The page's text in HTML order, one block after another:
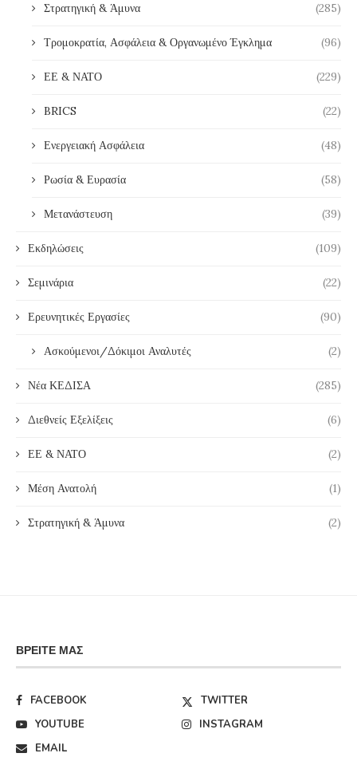
Στρατηγική & Άμυνα (285)
Τρομοκρατία, Ασφάλεια & Οργανωμένο Έγκλημα (96)
ΕΕ & ΝΑΤΟ (229)
BRICS (22)
Ενεργειακή Ασφάλεια (48)
Ρωσία & Ευρασία (58)
Μετανάστευση (39)
Εκδηλώσεις (109)
Σεμινάρια (22)
Ερευνητικές Εργασίες (90)
Ασκούμενοι/Δόκιμοι Αναλυτές (2)
Νέα ΚΕΔΙΣΑ (285)
Διεθνείς Εξελίξεις (6)
ΕΕ & ΝΑΤΟ (2)
Μέση Ανατολή (1)
Στρατηγική & Άμυνα (2)
ΒΡΕΊΤΕ ΜΑΣ
FACEBOOK
TWITTER
YOUTUBE
INSTAGRAM
EMAIL